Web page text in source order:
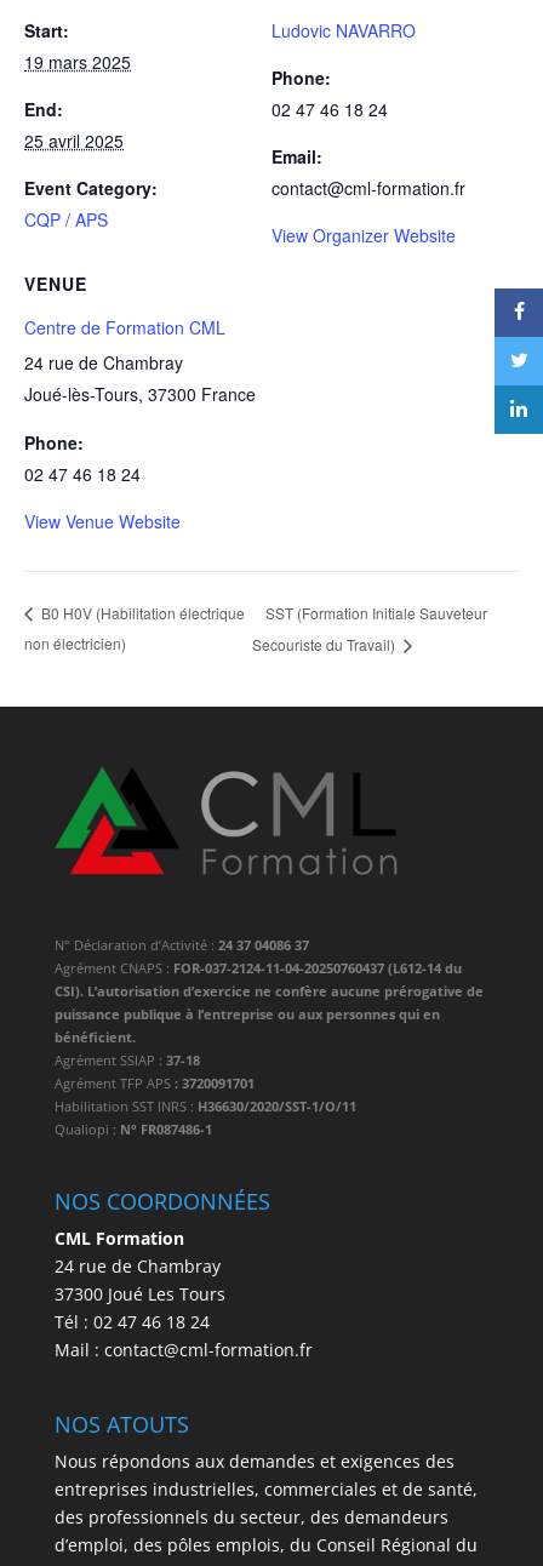
Start:
19 mars 2025
End:
25 avril 2025
Event Category:
CQP / APS
VENUE
Centre de Formation CML
24 rue de Chambray
Joué-lès-Tours, 37300 France
Phone:
02 47 46 18 24
View Venue Website
Ludovic NAVARRO
Phone:
02 47 46 18 24
Email:
contact@cml-formation.fr
View Organizer Website
B0 H0V (Habilitation électrique
non électricien)
SST (Formation Initiale Sauveteur
Secouriste du Travail)
N° Déclaration d’Activité : 24 37 04086 37
Agrément CNAPS : FOR-037-2124-11-04-20250760437 (L612-14 du
CSI). L’autorisation d’exercice ne confère aucune prérogative de
puissance publique à l’entreprise ou aux personnes qui en
bénéficient.
Agrément SSIAP : 37-18
Agrément TFP APS: 3720091701
Habilitation SST INRS : H36630/2020/SST-1/O/11
Qualiopi : N° FR087486-1
NOS COORDONNÉES
CML Formation
24 rue de Chambray
37300 Joué Les Tours
Tél : 02 47 46 18 24
Mail : contact@cml-formation.fr
NOS ATOUTS
Nous répondons aux demandes et exigences des
entreprises industrielles, commerciales et de santé,
des professionnels du secteur, des demandeurs
d’emploi, des pôles emplois, du Conseil Régional du